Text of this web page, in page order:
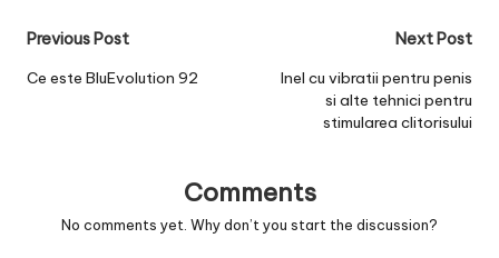
Post
navigation
Previous Post
Ce este BluEvolution 92
Next Post
Inel cu vibratii pentru penis
si alte tehnici pentru
stimularea clitorisului
Comments
No comments yet. Why don’t you start the discussion?